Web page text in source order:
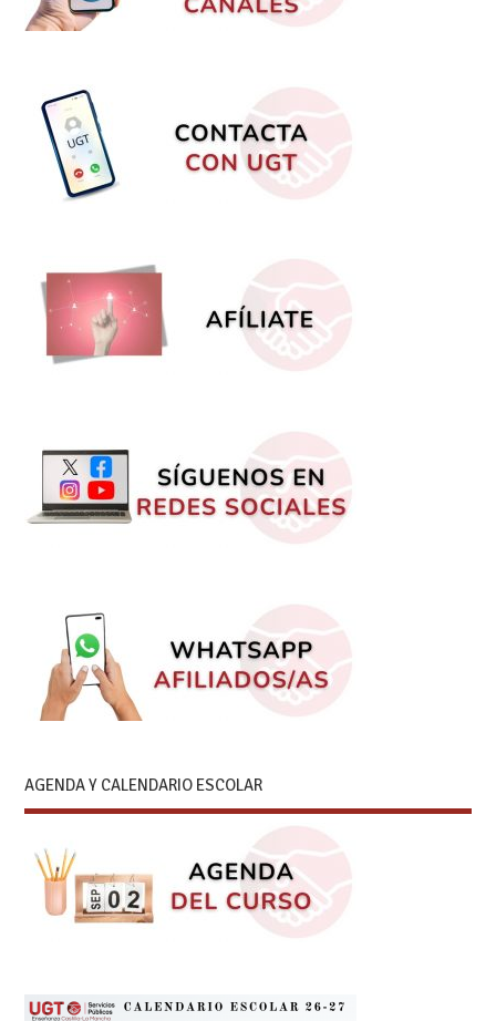
AGENDA Y CALENDARIO ESCOLAR